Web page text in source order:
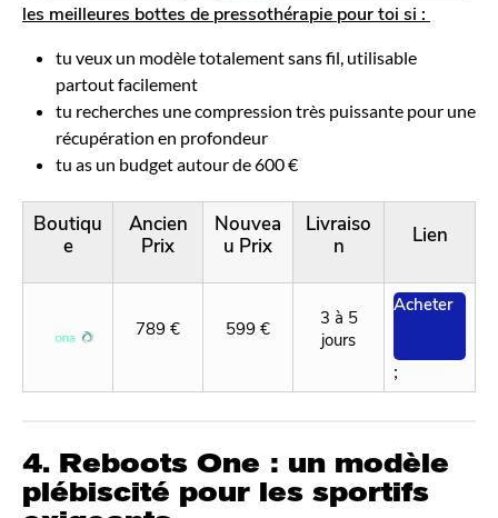
les meilleures bottes de pressothérapie pour toi si :
tu veux un modèle totalement sans fil, utilisable
partout facilement
tu recherches une compression très puissante pour une
récupération en profondeur
tu as un budget autour de 600 €
Boutiqu
e
Ancien
Prix
Nouvea
u Prix
Livraiso
n
Lien
789 € 599 €
3 à 5
jours
Acheter
;
4. Reboots One : un modèle
plébiscité pour les sportifs